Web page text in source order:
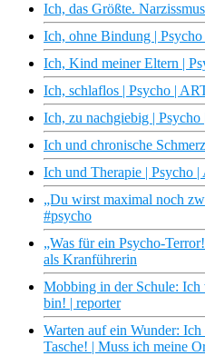
Ich, das Größte.
Ich, ohne Bindung |
Ich, Kind meiner Eltern |
Ich, schlaflos | Psycho |
Ich, zu nachgiebig | Psycho
Ich und chronische
Ich und Therapie | Psycho |
„Du wirst maximal noch
#psycho
„Was für ein Psycho-
als Kranführerin
Mobbing in der Schule:
bin! | reporter
Warten auf ein Wunder:
Tasche! | Muss ich meine